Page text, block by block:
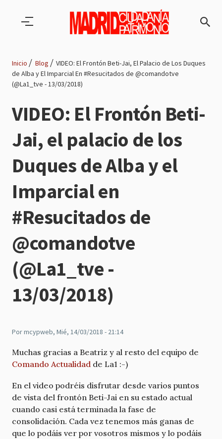
Ruta
de
navegación
Inicio Blog
VIDEO: El Frontón Beti-Jai, El Palacio de Los Duques
de Alba y El Imparcial En #Resucitados de @comandotve
(@La1_tve - 13/03/2018)
VIDEO: El Frontón Beti-
Jai, el palacio de los
Duques de Alba y el
Imparcial en
#Resucitados de
@comandotve
(@La1_tve -
13/03/2018)
Pormcypweb, Mié, 14/03/2018 - 21:14
Muchas gracias a Beatriz y al resto del equipo de
Comando Actualidad de La1 :-)
En el video podréis disfrutar desde varios puntos
de vista del frontón Beti-Jai en su estado actual
cuando casi está terminada la fase de
consolidación. Cada vez tenemos más ganas de
que lo podáis ver por vosotros mismos y lo podáis